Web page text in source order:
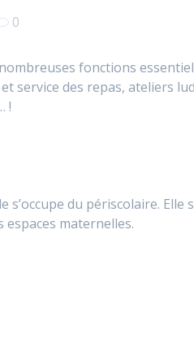
0
fonctions
service des repas, ateliers
!
s’occupe du périscolaire. Elle
maternelles.